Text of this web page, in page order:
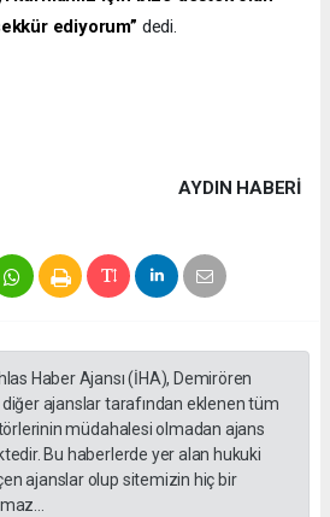
ediyorum” dedi.
AYDIN HABERİ
Haber Ajansı (İHA), Demirören
diğer ajanslar tarafından eklenen tüm
müdahalesi olmadan ajans
Bu haberlerde yer alan hukuki
ajanslar olup sitemizin hiç bir